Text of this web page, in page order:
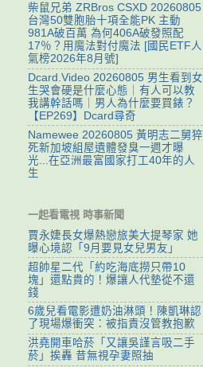
柴鼠兄弟 ZRBros CSXD 20260805
台灣50雙胞胎十項全能PK 主動
981A破百萬 為何406A破發照配
17％？用魔法對付魔法 [國民ETF人
氣榜2026年8月號]
Dcard.Video 20260805 男生看到女
生哭會硬是什麼心態｜有人可以教
我講幹話嗎｜男人為什麼要買錶？
【EP269】Dcard尋奇
Namewee 20260805 黃明志二舅猝
死新加坡組屋遺體發臭一週才曝
光...在亞洲最富國家打工40年的人
生
一起看電視 時事新聞
賈永婕長女爆熱戀旅美大提琴家 她
曝心境認「9月要見女兒男友」
超帥星二代「約吃海底撈只帶10
塊」還點貴的！爆讓人代墊從不還
錢
6歲兒看電影遭奶油淋頭！陳凱琳認
了現場爆衝突：被指責沒管教抱歉
洪堯開車哈菸「又讓吳謹言吸二手
菸」挨轟 昔無視孕妻照抽